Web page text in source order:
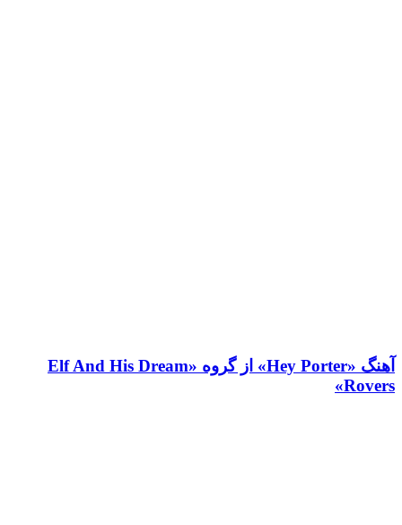
آهنگ «Hey Porter» از گروه «Elf And His Dream
Rovers»